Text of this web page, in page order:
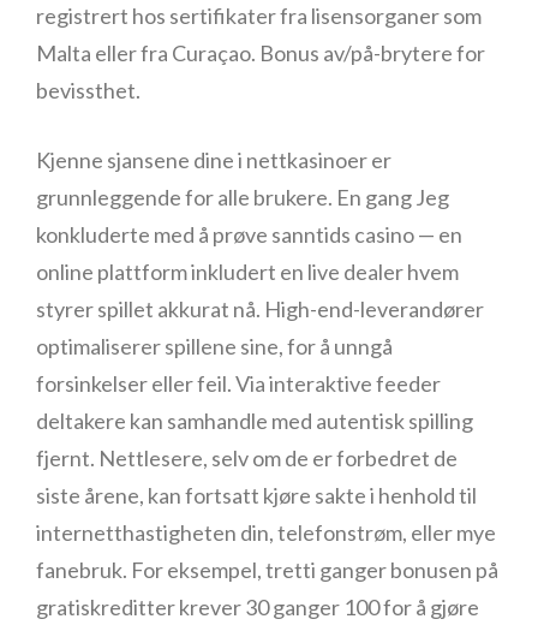
registrert hos sertifikater fra lisensorganer som
Malta eller fra Curaçao. Bonus av/på-brytere for
bevissthet.
Kjenne sjansene dine i nettkasinoer er
grunnleggende for alle brukere. En gang Jeg
konkluderte med å prøve sanntids casino — en
online plattform inkludert en live dealer hvem
styrer spillet akkurat nå. High-end-leverandører
optimaliserer spillene sine, for å unngå
forsinkelser eller feil. Via interaktive feeder
deltakere kan samhandle med autentisk spilling
fjernt. Nettlesere, selv om de er forbedret de
siste årene, kan fortsatt kjøre sakte i henhold til
internetthastigheten din, telefonstrøm, eller mye
fanebruk. For eksempel, tretti ganger bonusen på
gratiskreditter krever 30 ganger 100 for å gjøre